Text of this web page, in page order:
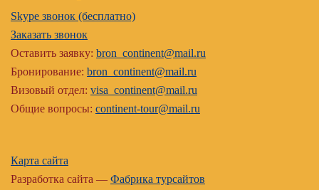
Skype звонок (бесплатно)
Заказать звонок
Оставить заявку: bron_continent@mail.ru
Бронирование: bron_continent@mail.ru
Визовый отдел: visa_continent@mail.ru
Общие вопросы: continent-tour@mail.ru
Карта сайта
Разработка сайта — Фабрика турсайтов